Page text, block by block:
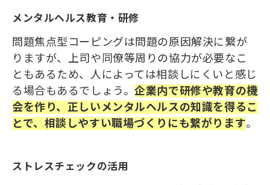
メンタルヘルス教育・研修
問題焦点型コーピングは問題の原因解決に繋が
りますが、上司や同僚等周りの協力が必要なこ
ともあるため、人によっては相談しにくいと感じ
る場合もあるでしょう。企業内で研修や教育の機
会を作り、正しいメンタルヘルスの知識を得るこ
とで、相談しやすい職場づくりにも繋がります。
ストレスチェックの活用